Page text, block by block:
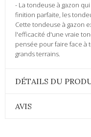
- La tondeuse à gazon
finition parfaite, les
Cette tondeuse à gazon
l'efficacité d'une vraie
pensée pour faire face à
grands terrains.
DÉTAILS DU
AVIS